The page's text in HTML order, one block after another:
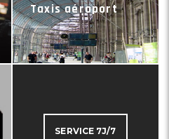
Taxis aéroport
SERVICE 7J/7